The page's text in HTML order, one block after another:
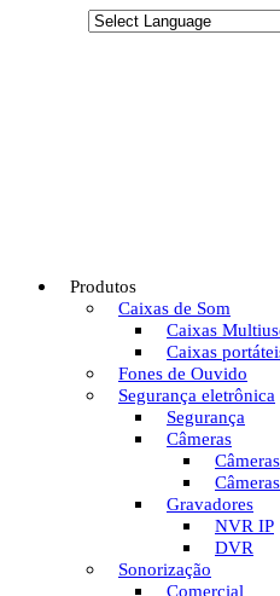
Produtos
Caixas de Som
Caixas
Caixas
Fones de Ouvido
Segurança eletrônica
Segurança
Câmeras
Gravadores
NVR IP
DVR
Sonorização
Comercial